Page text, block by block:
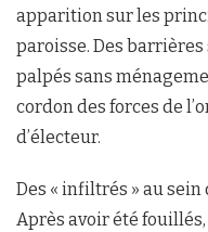
apparition sur les
paroisse. Des
palpés sans
cordon des forces de
d’électeur.
Des « infiltrés » au sein
Après avoir été